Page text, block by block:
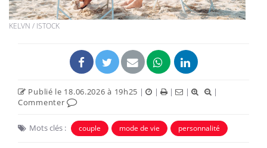
KELVN / ISTOCK
Publié le 18.06.2026 à 19h25 | | | |
|
Commenter
Mots clés : couple mode de vie personnalité